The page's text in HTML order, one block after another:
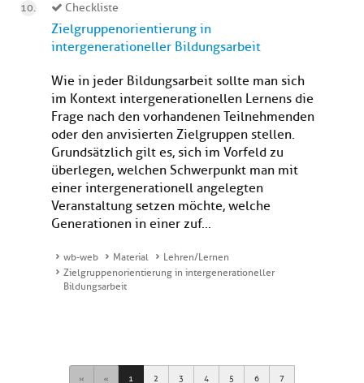
Checkliste
Zielgruppenorientierung in
intergenerationeller Bildungsarbeit
Wie in jeder Bildungsarbeit sollte man sich
im Kontext intergenerationellen Lernens die
Frage nach den vorhandenen Teilnehmenden
oder den anvisierten Zielgruppen stellen.
Grundsätzlich gilt es, sich im Vorfeld zu
überlegen, welchen Schwerpunkt man mit
einer intergenerationell angelegten
Veranstaltung setzen möchte, welche
Generationen in einer zuf...
wb-web Material
Lehren/Lernen
Zielgruppenorientierung in intergenerationeller
Bildungsarbeit
First Previous
1 2 3 4 5 6 7